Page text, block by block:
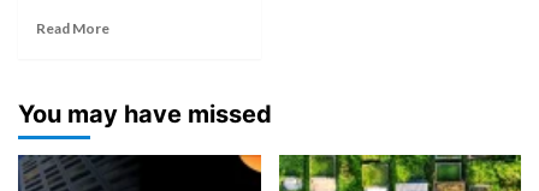
Read More
You may have missed